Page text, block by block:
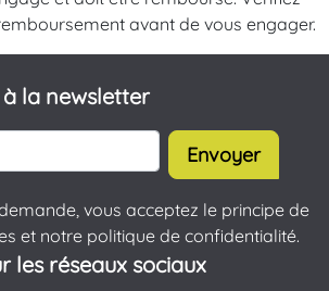
avant de vous engager.
la newsletter
Envoyer
vous acceptez le principe de
et notre politique de confidentialité.
les réseaux sociaux